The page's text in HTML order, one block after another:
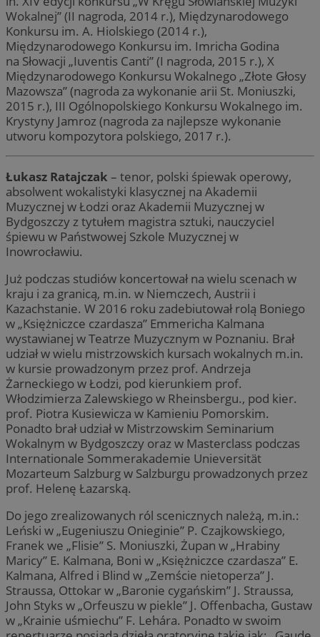
Wokalnej” (II nagroda, 2014 r.), Międzynarodowego
Konkursu im. A. Hiolskiego (2014 r.),
Międzynarodowego Konkursu im. Imricha Godina
na Słowacji „Iuventis Canti” (I nagroda, 2015 r.), X
Międzynarodowego Konkursu Wokalnego „Złote Głosy
Mazowsza” (nagroda za wykonanie arii St. Moniuszki,
2015 r.), III Ogólnopolskiego Konkursu Wokalnego im.
Krystyny Jamroz (nagroda za najlepsze wykonanie
utworu kompozytora polskiego, 2017 r.).
Łukasz Ratajczak – tenor, polski śpiewak operowy,
absolwent wokalistyki klasycznej na Akademii
Muzycznej w Łodzi oraz Akademii Muzycznej w
Bydgoszczy z tytułem magistra sztuki, nauczyciel
śpiewu w Państwowej Szkole Muzycznej w
Inowrocławiu.
Już podczas studiów koncertował na wielu scenach w
kraju i za granicą, m.in. w Niemczech, Austrii i
Kazachstanie. W 2016 roku zadebiutował rolą Boniego
w „Księżniczce czardasza” Emmericha Kalmana
wystawianej w Teatrze Muzycznym w Poznaniu. Brał
udział w wielu mistrzowskich kursach wokalnych m.in.
w kursie prowadzonym przez prof. Andrzeja
Żarneckiego w Łodzi, pod kierunkiem prof.
Włodzimierza Zalewskiego w Rheinsbergu., pod kier.
prof. Piotra Kusiewicza w Kamieniu Pomorskim.
Ponadto brał udział w Mistrzowskim Seminarium
Wokalnym w Bydgoszczy oraz w Masterclass podczas
Internationale Sommerakademie Unieversität
Mozarteum Salzburg w Salzburgu prowadzonych przez
prof. Helenę Łazarską.
Do jego zrealizowanych ról scenicznych należą, m.in.:
Leński w „Eugeniuszu Onieginie” P. Czajkowskiego,
Franek we „Flisie” S. Moniuszki, Żupan w „Hrabiny
Maricy” E. Kalmana, Boni w „Księżniczce czardasza” E.
Kalmana, Alfred i Blind w „Zemście nietoperza” J.
Straussa, Ottokar w „Baronie cygańskim” J. Straussa,
John Styks w „Orfeuszu w piekle” J. Offenbacha, Gustaw
w „Krainie uśmiechu” F. Lehára. Ponadto w swoim